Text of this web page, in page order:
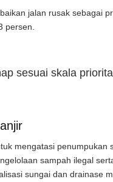
jalan rusak sebagai
persen.
sesuai skala
mengatasi penumpukan
sampah ilegal
sungai dan drainase